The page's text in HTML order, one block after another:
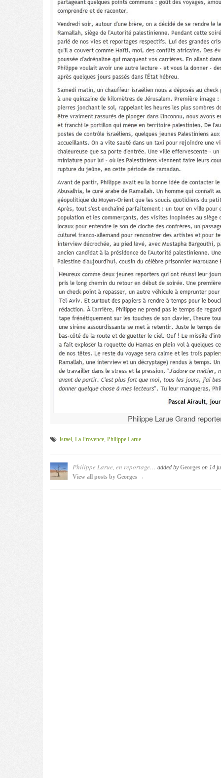
Philippe Larue Grand
israel, La Provence, Philippe Larue
Philippe Larue, en reportage… added byGeorges on 14
View all posts by Georges →